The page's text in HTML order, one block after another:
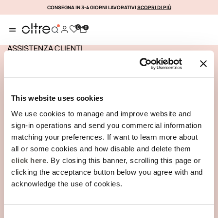
This website uses cookies
We use cookies to manage and improve website and
sign-in operations and send you commercial information
matching your preferences. If want to learn more about
all or some cookies and how disable and delete them
click here . By closing this banner, scrolling this page or
clicking the acceptance button below you agree with and
acknowledge the use of cookies.
ISCRIVITI SUBITO
CONSEGNA IN 3-4 GIORNI LAVORATIVISCOPRI DI PIÙ
0 0
ASSISTENZA CLIENTI
TRACCIA IL TUO ORDINE